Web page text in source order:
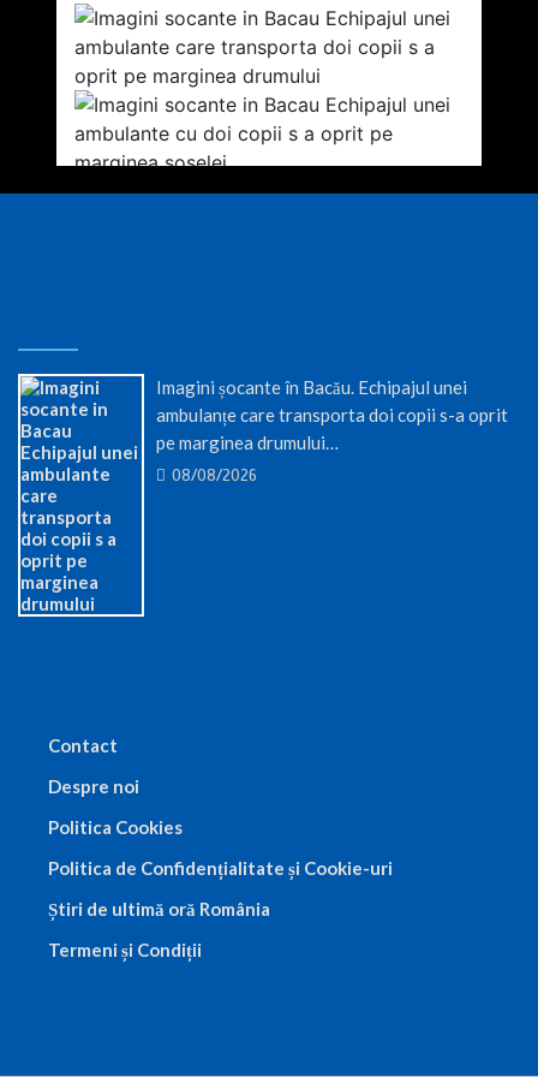
Imagini șocante în Bacău. Echipajul unei
ambulanțe care transporta doi copii s-a oprit
pe marginea drumului…
08/08/2026
Contact
Despre noi
Politica Cookies
Politica de Confidențialitate și Cookie-uri
Știri de ultimă oră România
Termeni și Condiții